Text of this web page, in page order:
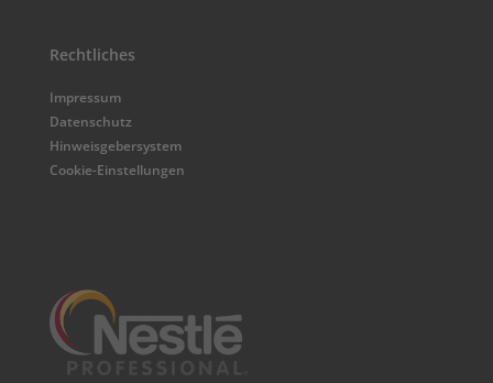
Rechtliches
Impressum
Datenschutz
Hinweisgebersystem
Cookie-Einstellungen